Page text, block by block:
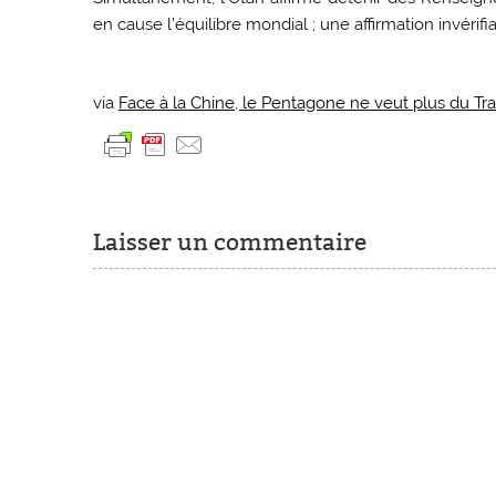
en cause l’équilibre mondial ; une affirmation
via Face à la Chine, le Pentagone ne veut plus du
Laisser un commentaire